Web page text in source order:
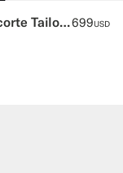
Blazer Havana azul marino a cuadros corte Tailored699USD